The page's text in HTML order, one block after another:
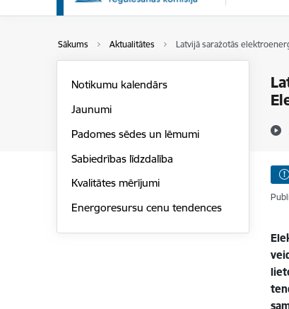
Sākums Aktualitātes Latvijā saražotās
Notikumu kalendārs
Jaunumi
Padomes sēdes un lēmumi
Sabiedrības līdzdalība
Kvalitātes mērījumi
Energoresursu cenu tendences